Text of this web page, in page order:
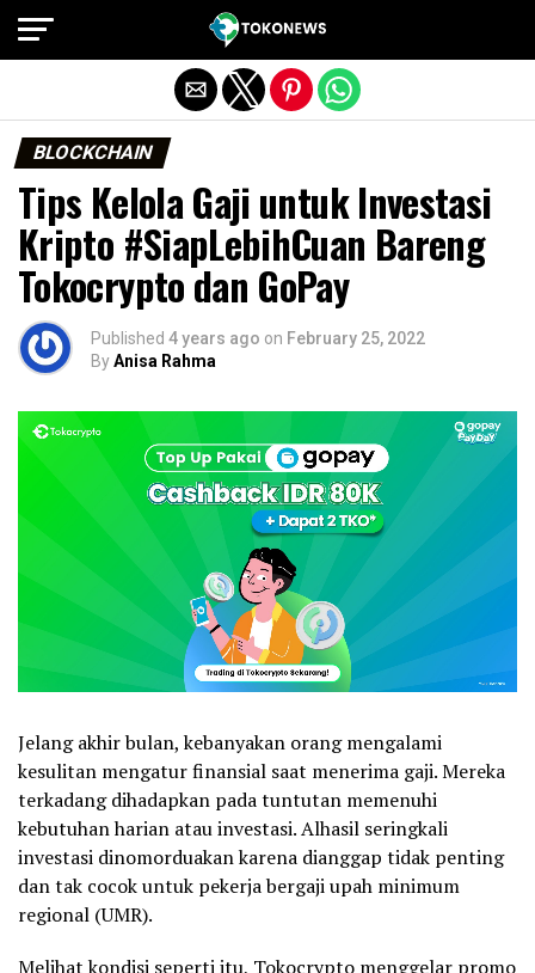
BLOCKCHAIN
Tips Kelola Gaji untuk Investasi
Kripto #SiapLebihCuan Bareng
Tokocrypto dan GoPay
Published 4 years ago on February 25, 2022
ByAnisa Rahma
Jelang akhir bulan, kebanyakan orang mengalami
kesulitan mengatur finansial saat menerima gaji. Mereka
terkadang dihadapkan pada tuntutan memenuhi
kebutuhan harian atau investasi. Alhasil seringkali
investasi dinomorduakan karena dianggap tidak penting
dan tak cocok untuk pekerja bergaji upah minimum
regional (UMR).
Melihat kondisi seperti itu, Tokocrypto menggelar promo
Exit mobile version